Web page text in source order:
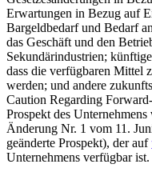
Erwartungen in Bezug auf
Bargeldbedarf und Bedarf
das Geschäft und den
Sekundärindustrien;
dass die verfügbaren Mittel
werden; und andere
Caution Regarding
Prospekt des
Änderung Nr. 1 vom 11.
geänderte Prospekt), der auf
Unternehmens verfügbar ist.